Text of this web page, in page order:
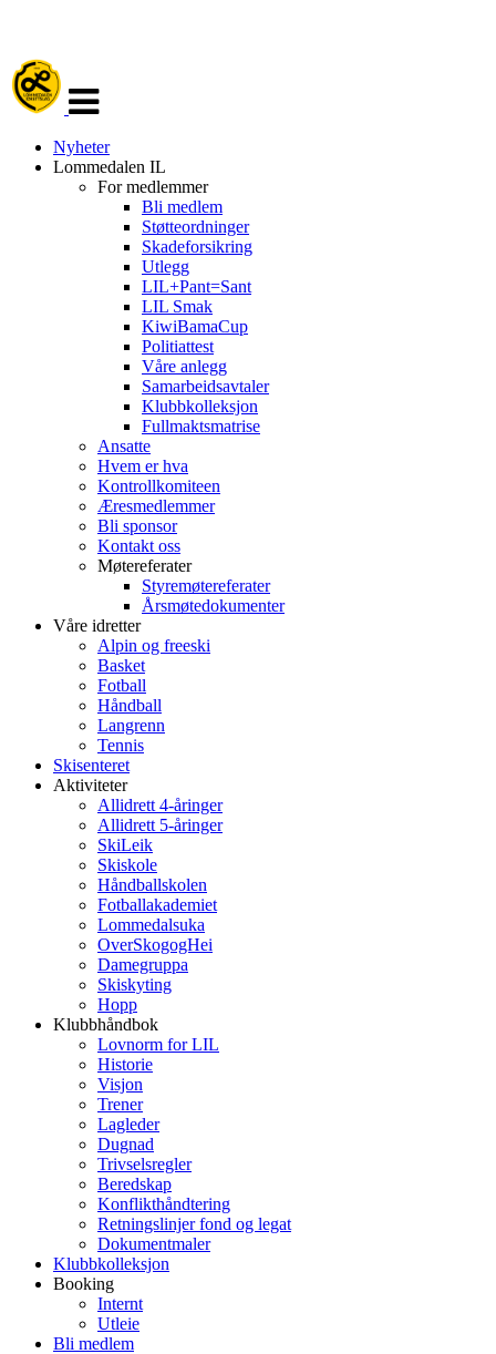
navigasjon
Nyheter
Lommedalen IL
For medlemmer
Bli medlem
Støtteordninger
Skadeforsikring
Utlegg
LIL+Pant=Sant
LIL Smak
KiwiBamaCup
Politiattest
Våre anlegg
Samarbeidsavtaler
Klubbkolleksjon
Fullmaktsmatrise
Ansatte
Hvem er hva
Kontrollkomiteen
Æresmedlemmer
Bli sponsor
Kontakt oss
Møtereferater
Styremøtereferater
Årsmøtedokumenter
Våre idretter
Alpin og freeski
Basket
Fotball
Håndball
Langrenn
Tennis
Skisenteret
Aktiviteter
Allidrett 4-åringer
Allidrett 5-åringer
SkiLeik
Skiskole
Håndballskolen
Fotballakademiet
Lommedalsuka
OverSkogogHei
Damegruppa
Skiskyting
Hopp
Klubbhåndbok
Lovnorm for LIL
Historie
Visjon
Trener
Lagleder
Dugnad
Trivselsregler
Beredskap
Konflikthåndtering
Retningslinjer fond og legat
Dokumentmaler
Klubbkolleksjon
Booking
Internt
Utleie
Bli medlem